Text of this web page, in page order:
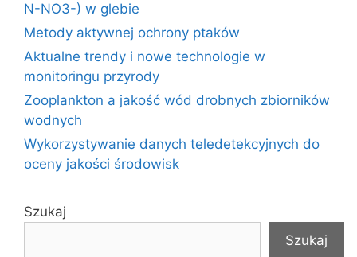
N-NO3-) w glebie
Metody aktywnej ochrony ptaków
Aktualne trendy i nowe technologie w
monitoringu przyrody
Zooplankton a jakość wód drobnych zbiorników
wodnych
Wykorzystywanie danych teledetekcyjnych do
oceny jakości środowisk
Szukaj
Szukaj